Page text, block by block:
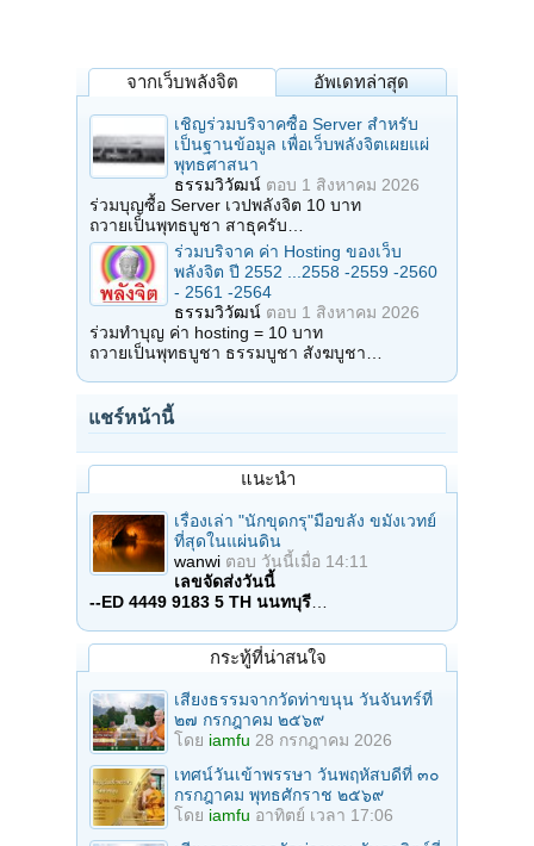
จากเว็บพลังจิต อัพเดทล่าสุด
เชิญร่วมบริจาคซื้อ Server สำหรับ
เป็นฐานข้อมูล เพื่อเว็บพลังจิตเผยแผ่
พุทธศาสนา
ธรรมวิวัฒน์ ตอบ 1 สิงหาคม 2026
ร่วมบุญซื้อ Server เวปพลังจิต 10 บาท
ถวายเป็นพุทธบูชา สาธุครับ…
ร่วมบริจาค ค่า Hosting ของเว็บ
พลังจิต ปี 2552 ...2558 -2559 -2560
- 2561 -2564
ธรรมวิวัฒน์ ตอบ 1 สิงหาคม 2026
ร่วมทำบุญ ค่า hosting = 10 บาท
ถวายเป็นพุทธบูชา ธรรมบูชา สังฆบูชา…
แชร์หน้านี้
แนะนำ
เรื่องเล่า "นักขุดกรุ"มือขลัง ขมังเวทย์
ที่สุดในแผ่นดิน
wanwi ตอบ วันนี้เมื่อ 14:11
เลขจัดส่งวันนี้
--ED 4449 9183 5 TH นนทบุรี…
กระทู้ที่น่าสนใจ
เสียงธรรมจากวัดท่าขนุน วันจันทร์ที่
๒๗ กรกฎาคม ๒๕๖๙
โดย iamfu 28 กรกฎาคม 2026
เทศน์วันเข้าพรรษา วันพฤหัสบดีที่ ๓๐
กรกฎาคม พุทธศักราช ๒๕๖๙
โดย iamfu อาทิตย์ เวลา 17:06